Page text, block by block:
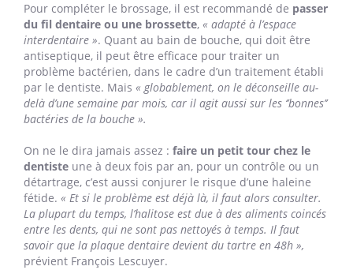
Pour compléter le brossage, il est recommandé de passer
du fil dentaire ou une brossette, « adapté à l’espace
interdentaire ». Quant au bain de bouche, qui doit être
antiseptique, il peut être efficace pour traiter un
problème bactérien, dans le cadre d’un traitement établi
par le dentiste. Mais « globablement, on le déconseille au-
delà d’une semaine par mois, car il agit aussi sur les ‘’bonnes’’
bactéries de la bouche ».
On ne le dira jamais assez : faire un petit tour chez le
dentiste une à deux fois par an, pour un contrôle ou un
détartrage, c’est aussi conjurer le risque d’une haleine
fétide. « Et si le problème est déjà là, il faut alors consulter.
La plupart du temps, l’halitose est due à des aliments coincés
entre les dents, qui ne sont pas nettoyés à temps. Il faut
savoir que la plaque dentaire devient du tartre en 48h »,
prévient François Lescuyer.